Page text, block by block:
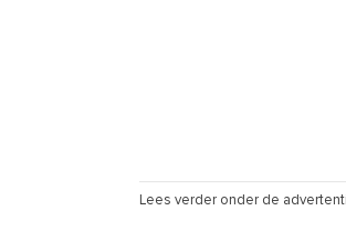
Lees verder onder de